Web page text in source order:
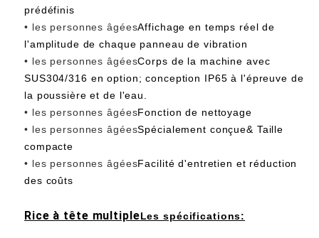
prédéfinis
• les personnes âgéesAffichage en temps réel de
l'amplitude de chaque panneau de vibration
• les personnes âgéesCorps de la machine avec
SUS304/316 en option; conception IP65 à l'épreuve de
la poussière et de l'eau.
• les personnes âgéesFonction de nettoyage
• les personnes âgéesSpécialement conçue& Taille
compacte
• les personnes âgéesFacilité d'entretien et réduction
des coûts
Rice à tête multipleLes spécifications: